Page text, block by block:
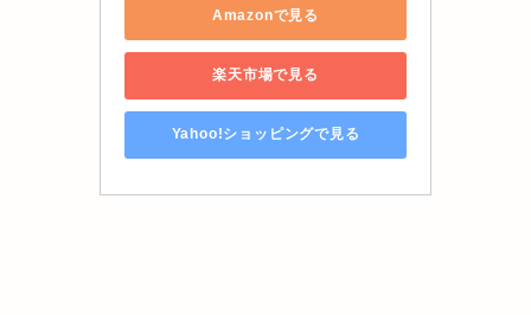
Amazonで見る
楽天市場で見る
Yahoo!ショッピングで見る